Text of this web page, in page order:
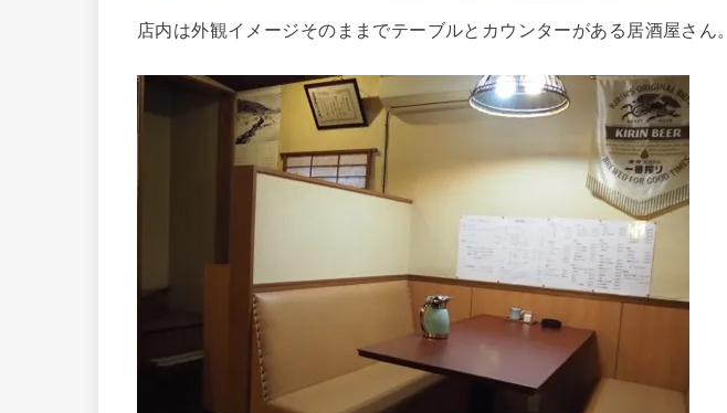
店内は外観イメージそのままでテーブルとカウンターがある居酒屋さん。